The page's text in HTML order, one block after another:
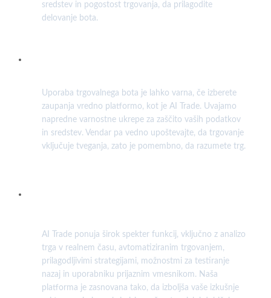
sredstev in pogostost trgovanja, da prilagodite
delovanje bota.
Uporaba trgovalnega bota je lahko varna, če izberete
zaupanja vredno platformo, kot je AI Trade. Uvajamo
napredne varnostne ukrepe za zaščito vaših podatkov
in sredstev. Vendar pa vedno upoštevajte, da trgovanje
vključuje tveganja, zato je pomembno, da razumete trg.
AI Trade ponuja širok spekter funkcij, vključno z analizo
trga v realnem času, avtomatiziranim trgovanjem,
prilagodljivimi strategijami, možnostmi za testiranje
nazaj in uporabniku prijaznim vmesnikom. Naša
platforma je zasnovana tako, da izboljša vaše izkušnje